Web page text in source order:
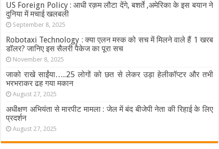
US Foreign Policy : आधी रक़म लौटा देंगे, बशर्ते ,अमेरिका के इस बयान ने
दुनिया में मचाई खलबली
September 8, 2025
Robotaxi Technology : क्या एलन मस्क को सच में मिलने वाले हैं 1 खरब
डॉलर? जानिए इस सैलरी पैकेज का पूरा सच
November 8, 2025
जाको राखे साईंया…..25 लोगों को छत से लेकर उड़ा हेलीकॉप्टर और तभी
भरभराकर ढह गया मकान
August 27, 2025
अधीक्षण अभियंता से मारपीट मामला : जेल में बंद बीजेपी नेता की रिहाई के लिए
प्रदर्शन
August 27, 2025